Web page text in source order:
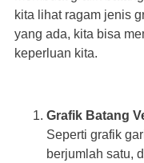
kita lihat ragam jenis
yang ada, kita bisa
keperluan kita.
Grafik Batang
Seperti grafik
berjumlah satu,